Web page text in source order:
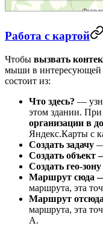
Работа с картой
Чтобы вызвать
мыши в интересующей
состоит из:
Что здесь? —
этом здании.
организации в
Яндекс.Карты с
Создать задачу —
Создать объект
Создать гео-
Маршрут сюда
маршрута, эта
Маршрут
маршрута, эта
А.